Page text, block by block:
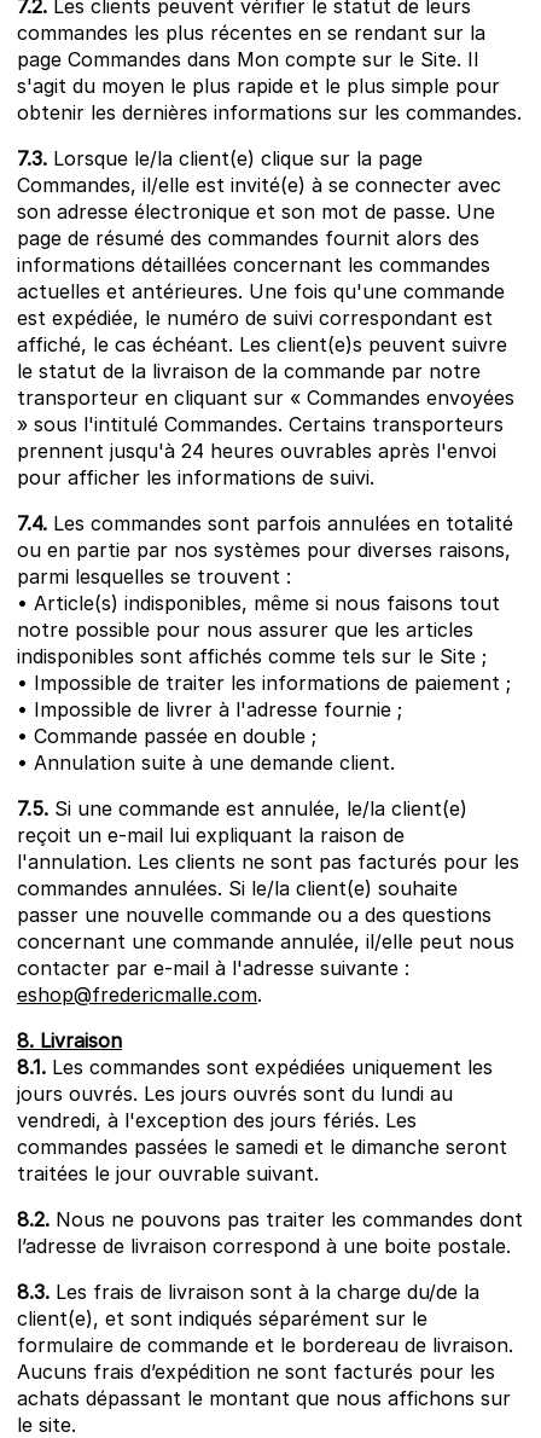
7.2. Les clients peuvent vérifier le statut de leurs
commandes les plus récentes en se rendant sur la
page Commandes dans Mon compte sur le Site. Il
s'agit du moyen le plus rapide et le plus simple pour
obtenir les dernières informations sur les commandes.
7.3. Lorsque le/la client(e) clique sur la page
Commandes, il/elle est invité(e) à se connecter avec
son adresse électronique et son mot de passe. Une
page de résumé des commandes fournit alors des
informations détaillées concernant les commandes
actuelles et antérieures. Une fois qu'une commande
est expédiée, le numéro de suivi correspondant est
affiché, le cas échéant. Les client(e)s peuvent suivre
le statut de la livraison de la commande par notre
transporteur en cliquant sur « Commandes envoyées
» sous l'intitulé Commandes. Certains transporteurs
prennent jusqu'à 24 heures ouvrables après l'envoi
pour afficher les informations de suivi.
7.4. Les commandes sont parfois annulées en totalité
ou en partie par nos systèmes pour diverses raisons,
parmi lesquelles se trouvent :
• Article(s) indisponibles, même si nous faisons tout
notre possible pour nous assurer que les articles
indisponibles sont affichés comme tels sur le Site ;
• Impossible de traiter les informations de paiement ;
• Impossible de livrer à l'adresse fournie ;
• Commande passée en double ;
• Annulation suite à une demande client.
7.5. Si une commande est annulée, le/la client(e)
reçoit un e-mail lui expliquant la raison de
l'annulation. Les clients ne sont pas facturés pour les
commandes annulées. Si le/la client(e) souhaite
passer une nouvelle commande ou a des questions
concernant une commande annulée, il/elle peut nous
contacter par e-mail à l'adresse suivante :
eshop@fredericmalle.com.
8. Livraison
8.1. Les commandes sont expédiées uniquement les
jours ouvrés. Les jours ouvrés sont du lundi au
vendredi, à l'exception des jours fériés. Les
commandes passées le samedi et le dimanche seront
traitées le jour ouvrable suivant.
8.2. Nous ne pouvons pas traiter les commandes dont
l’adresse de livraison correspond à une boite postale.
8.3. Les frais de livraison sont à la charge du/de la
client(e), et sont indiqués séparément sur le
formulaire de commande et le bordereau de livraison.
Aucuns frais d’expédition ne sont facturés pour les
achats dépassant le montant que nous affichons sur
le site.